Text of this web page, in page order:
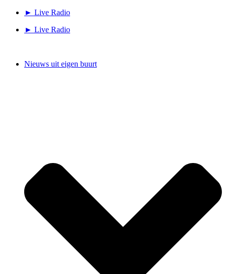
► Live Radio
► Live Radio
Nieuws uit eigen buurt